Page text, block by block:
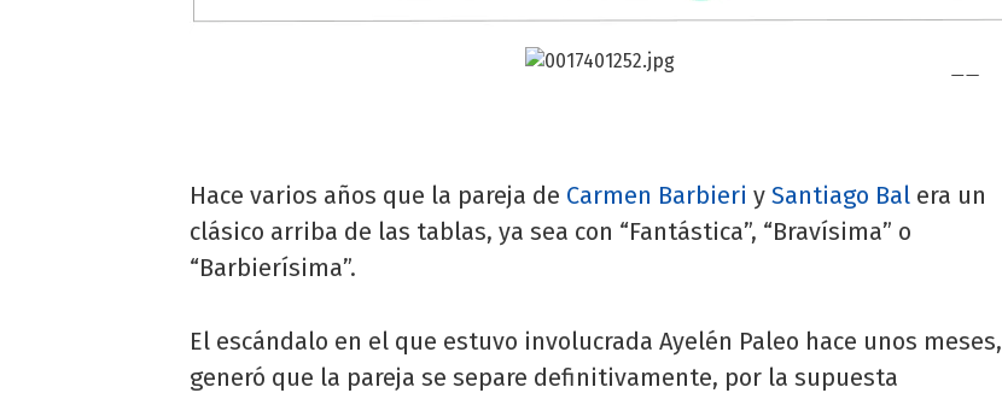
Hace varios años que la pareja de Carmen Barbieri y Santiago Bal era un
clásico arriba de las tablas, ya sea con “Fantástica”, “Bravísima” o
“Barbierísima”.
El escándalo en el que estuvo involucrada Ayelén Paleo hace unos meses,
generó que la pareja se separe definitivamente, por la supuesta